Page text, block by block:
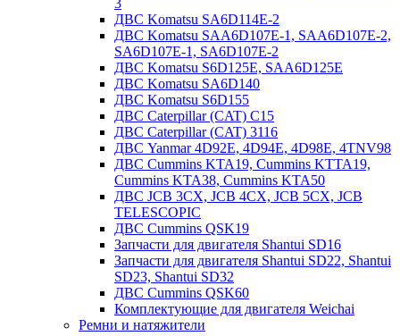
ДВС Komatsu SA6D114E-2
ДВС Komatsu SAA6D107E-1, SAA6D107E-2,
SA6D107E-1, SA6D107E-2
ДВС Komatsu S6D125E, SAA6D125E
ДВС Komatsu SA6D140
ДВС Komatsu S6D155
ДВС Caterpillar (CAT) C15
ДВС Caterpillar (CAT) 3116
ДВС Yanmar 4D92E, 4D94E, 4D98E, 4TNV98
ДВС Cummins KTA19, Cummins KTTA19,
Cummins KTA38, Cummins KTA50
ДВС JCB 3CX, JCB 4CX, JCB 5CX, JCB
TELESCOPIC
ДВС Cummins QSK19
Запчасти для двигателя Shantui SD16
Запчасти для двигателя Shantui SD22, Shantui
SD23, Shantui SD32
ДВС Cummins QSK60
Комплектующие для двигателя Weichai
Ремни и натяжители